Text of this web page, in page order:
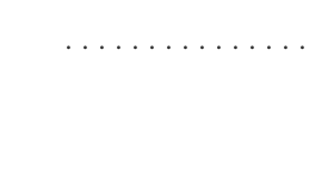
・・・・・・・・・・・・・・・